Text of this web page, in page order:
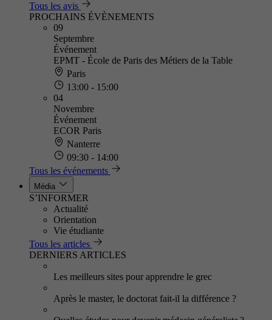
Tous les avis
PROCHAINS ÉVÈNEMENTS
09
Septembre
Événement
EPMT - École de Paris des Métiers de la Table
Paris
13:00 - 15:00
04
Novembre
Événement
ECOR Paris
Nanterre
09:30 - 14:00
Tous les événements
Média
S’INFORMER
Actualité
Orientation
Vie étudiante
Tous les articles
DERNIERS ARTICLES
Les meilleurs sites pour apprendre le grec
Après le master, le doctorat fait-il la différence ?